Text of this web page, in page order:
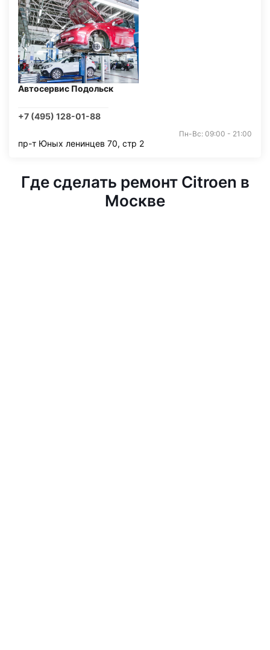
Автосервис Подольск
+7 (495) 128-01-88
Пн-Вс: 09:00 - 21:00
пр-т Юных ленинцев 70, стр 2
Где сделать ремонт Citroen в
Москве